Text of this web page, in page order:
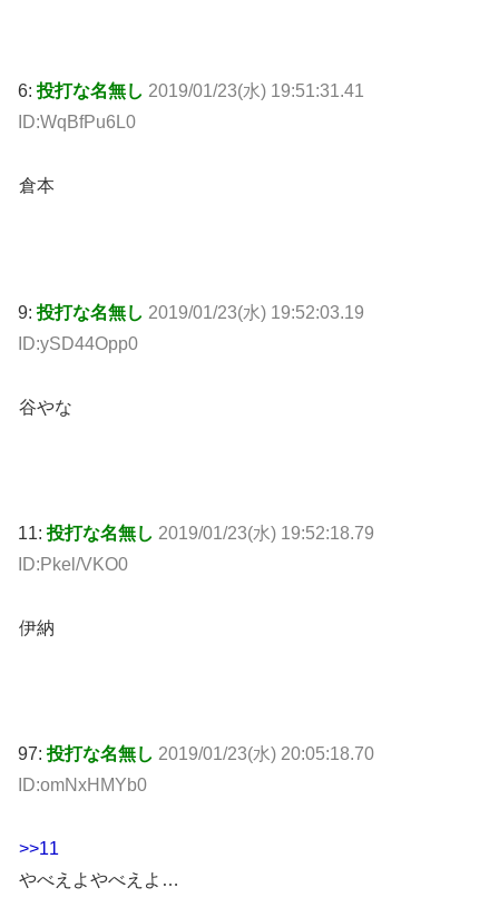
6:投打な名無し 2019/01/23(水) 19:51:31.41
ID:WqBfPu6L0
倉本
9:投打な名無し 2019/01/23(水) 19:52:03.19
ID:ySD44Opp0
谷やな
11:投打な名無し 2019/01/23(水) 19:52:18.79
ID:Pkel/VKO0
伊納
97:投打な名無し 2019/01/23(水) 20:05:18.70
ID:omNxHMYb0
>>11
やべえよやべえよ…